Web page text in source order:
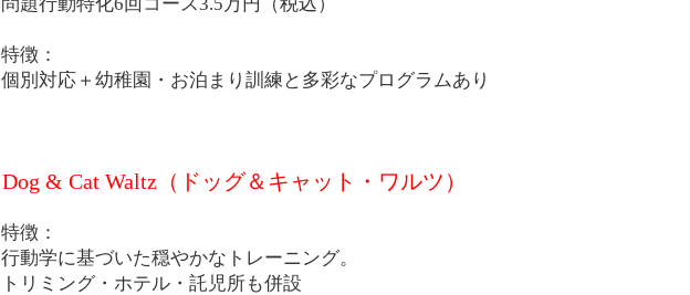
特徴：
個別対応＋幼稚園・お泊まり訓練と多彩なプログラムあり
Dog & Cat Waltz（ドッグ＆キャット・ワルツ）
特徴：
行動学に基づいた穏やかなトレーニング。
トリミング・ホテル・託児所も併設